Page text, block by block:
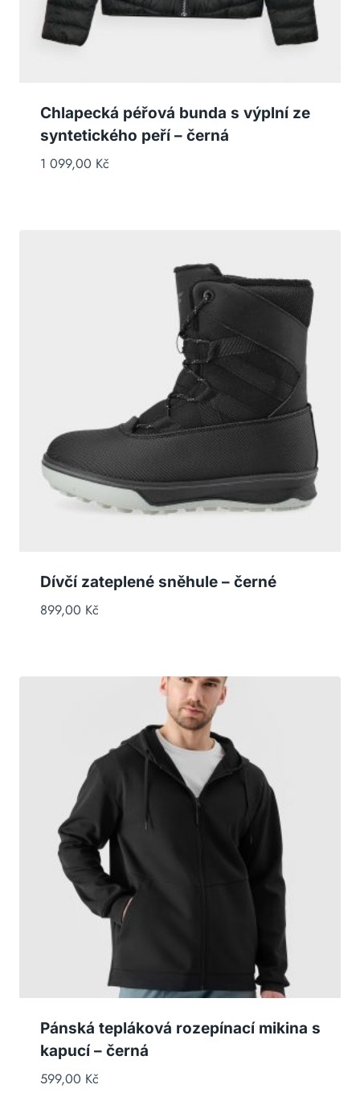
Chlapecká péřová bunda s výplní ze
syntetického peří – černá
1 099,00 Kč
Dívčí zateplené sněhule – černé
899,00 Kč
Pánská tepláková rozepínací mikina s
kapucí – černá
599,00 Kč